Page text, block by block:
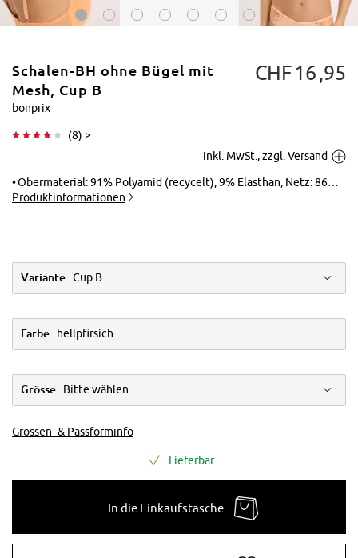
Vergrößern
Schalen-BH ohne Bügel mit
Mesh, Cup B
bonprix
(8) >
CHF16 95
inkl. MwSt., zzgl. Versand
Obermaterial: 91% Polyamid (recycelt), 9% Elasthan, Netz: 86% Polyamid, 14% Elasthan, Einsatz: 92% Polyamid, 8% Elasthan
Produktinformationen
Variante: Cup B
Farbe: hellpfirsich
Grösse: Bitte wählen...
Grössen- & Passforminfo
Lieferbar
In die Einkaufstasche